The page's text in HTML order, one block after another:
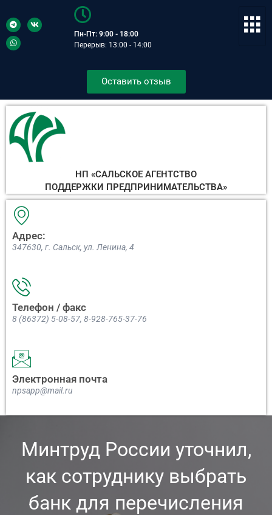
Пн-Пт: 9:00 - 18:00
Перерыв: 13:00 - 14:00
Оставить отзыв
НП «САЛЬСКОЕ АГЕНТСТВО
ПОДДЕРЖКИ ПРЕДПРИНИМАТЕЛЬСТВА»
Адрес:
347630, г. Сальск, ул. Ленина, 4​
Телефон / факс
8 (86372) 5-08-57, 8-928-765-37-76
Электронная почта
npsapp@mail.ru
Минтруд России уточнил,
как сотруднику выбрать
банк для перечисления